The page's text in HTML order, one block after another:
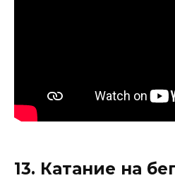
13. Катание на